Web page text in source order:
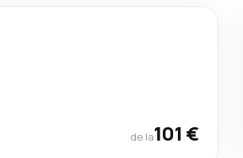
de la101 €